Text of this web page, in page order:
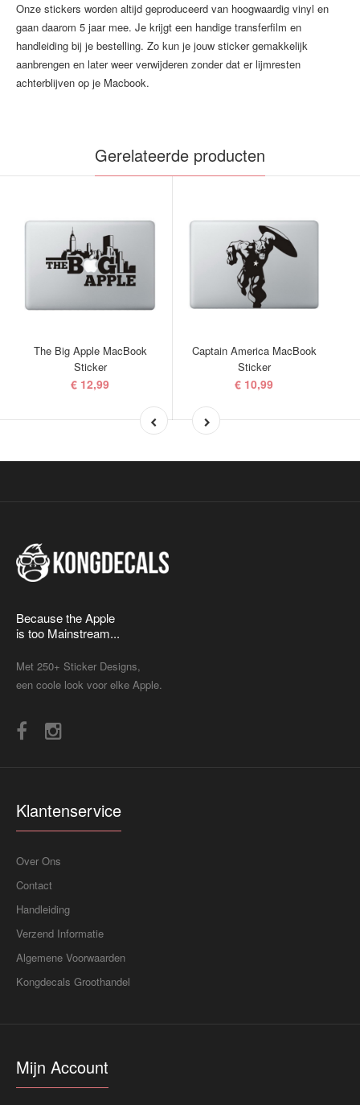
Onze stickers worden altijd geproduceerd van hoogwaardig vinyl en
gaan daarom 5 jaar mee. Je krijgt een handige transferfilm en
handleiding bij je bestelling. Zo kun je jouw sticker gemakkelijk
aanbrengen en later weer verwijderen zonder dat er lijmresten
achterblijven op je Macbook.
Gerelateerde producten
The Big Apple MacBook
Sticker
€ 12,99
Captain America MacBook
Sticker
€ 10,99
Because the Apple
is too Mainstream...
Met 250+ Sticker Designs,
een coole look voor elke Apple.
Klantenservice
Over Ons
Contact
Handleiding
Verzend Informatie
Algemene Voorwaarden
Kongdecals Groothandel
Mijn Account